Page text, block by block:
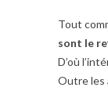
Tout
sont le
D’où
Outre les